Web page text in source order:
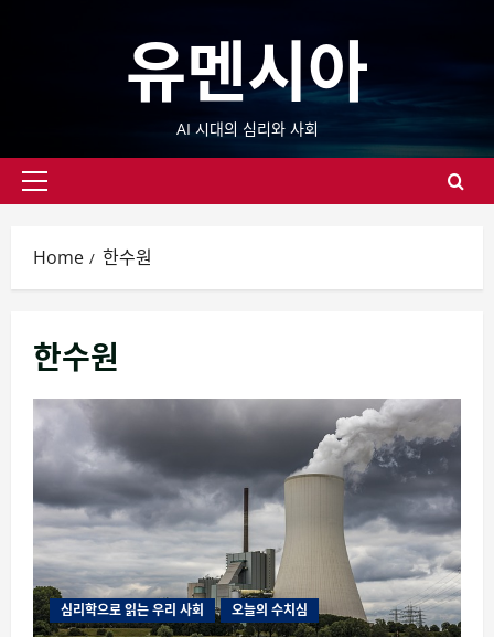
유멘시아
AI 시대의 심리와 사회
Primary
Home 한수원
한수원
심리학으로 읽는 우리 사회 오늘의 수치심